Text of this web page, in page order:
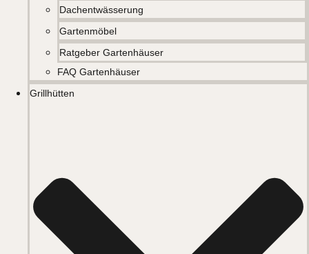
Dachentwässerung
Gartenmöbel
Ratgeber Gartenhäuser
FAQ Gartenhäuser
Grillhütten